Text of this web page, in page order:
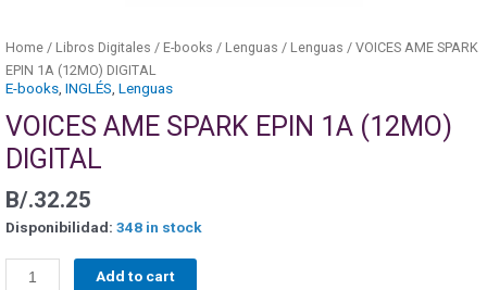
Home / Libros Digitales / E-books / Lenguas / Lenguas / VOICES AME SPARK
EPIN 1A (12MO) DIGITAL
E-books INGLÉS Lenguas
VOICES AME SPARK EPIN 1A (12MO)
DIGITAL
B/.32.25
Disponibilidad: 348 in stock
Add to cart